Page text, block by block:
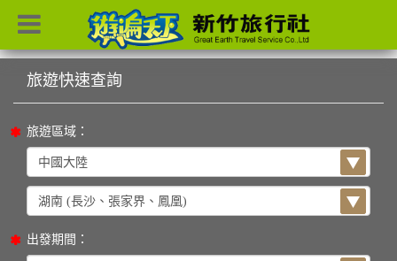
目前位置： 首頁 列表
旅遊區域：
出發期間：